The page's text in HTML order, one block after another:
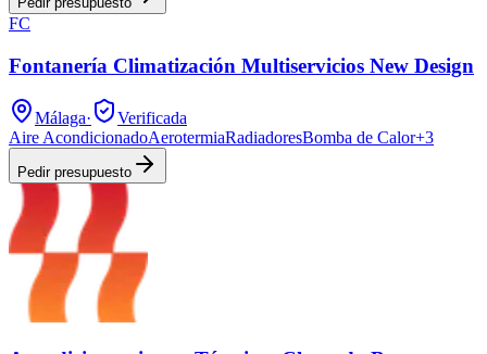
FC
Fontanería Climatización Multiservicios New Design
Málaga·
Verificada
Aire AcondicionadoAerotermiaRadiadoresBomba de Calor+3
Pedir presupuesto